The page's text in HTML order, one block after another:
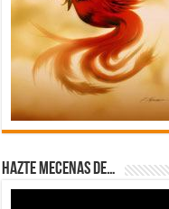
Hazte Mecenas de…